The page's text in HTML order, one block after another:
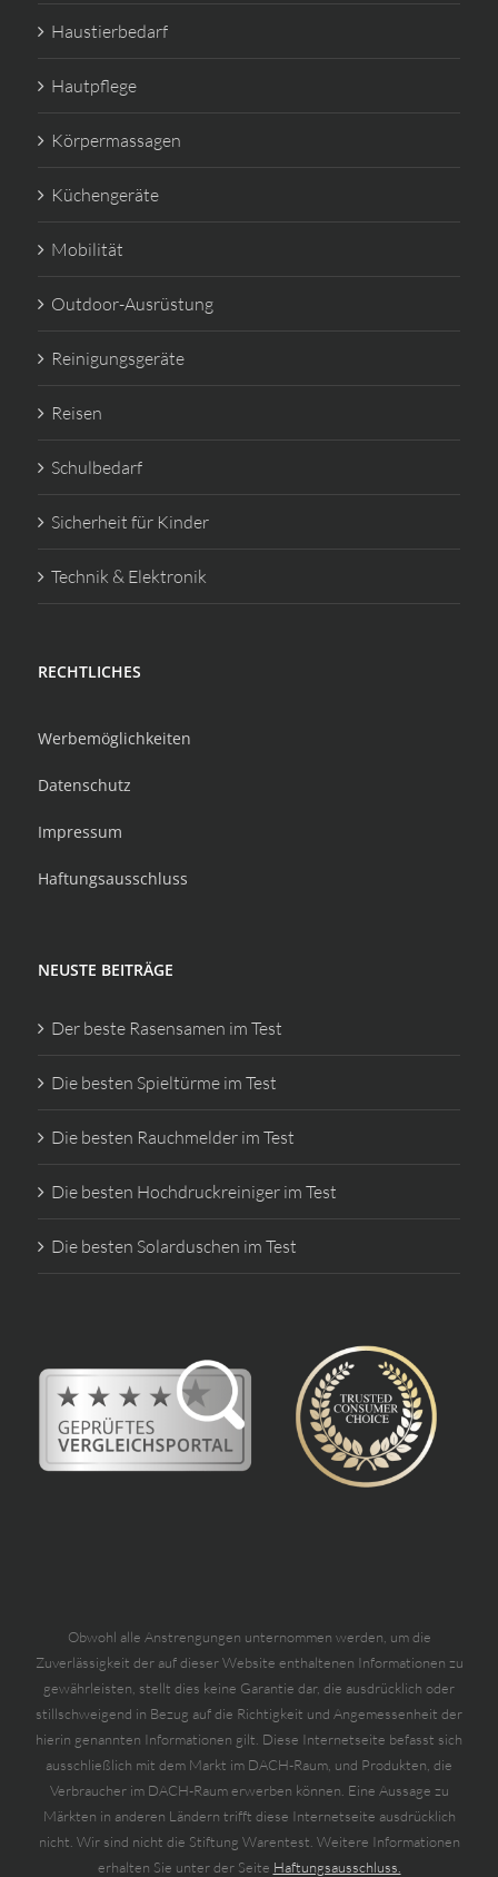
Haustierbedarf
Hautpflege
Körpermassagen
Küchengeräte
Mobilität
Outdoor-Ausrüstung
Reinigungsgeräte
Reisen
Schulbedarf
Sicherheit für Kinder
Technik & Elektronik
RECHTLICHES
Werbemöglichkeiten
Datenschutz
Impressum
Haftungsausschluss
NEUSTE BEITRÄGE
Der beste Rasensamen im Test
Die besten Spieltürme im Test
Die besten Rauchmelder im Test
Die besten Hochdruckreiniger im Test
Die besten Solarduschen im Test
Obwohl alle Anstrengungen unternommen werden, um die
Zuverlässigkeit der auf dieser Website enthaltenen Informationen zu
gewährleisten, stellt dies keine Garantie dar, die ausdrücklich oder
stillschweigend in Bezug auf die Richtigkeit und Angemessenheit der
hierin genannten Informationen gilt. Diese Internetseite befasst sich
ausschließlich mit dem Markt im DACH-Raum, und Produkten, die
Verbraucher im DACH-Raum erwerben können. Eine Aussage zu
Märkten in anderen Ländern trifft diese Internetseite ausdrücklich
nicht. Wir sind nicht die Stiftung Warentest. Weitere Informationen
erhalten Sie unter der Seite Haftungsausschluss.